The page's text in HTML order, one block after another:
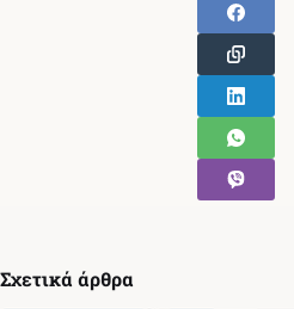
Σχετικά άρθρα